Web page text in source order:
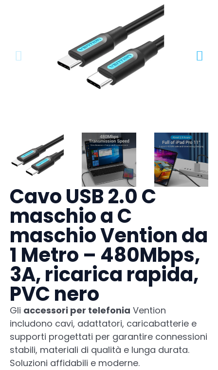
Cavo USB 2.0 C
maschio a C
maschio Vention da
1 Metro – 480Mbps,
3A, ricarica rapida,
PVC nero
Gli accessori per telefonia Vention
includono cavi, adattatori, caricabatterie e
supporti progettati per garantire connessioni
stabili, materiali di qualità e lunga durata.
Soluzioni affidabili e moderne.